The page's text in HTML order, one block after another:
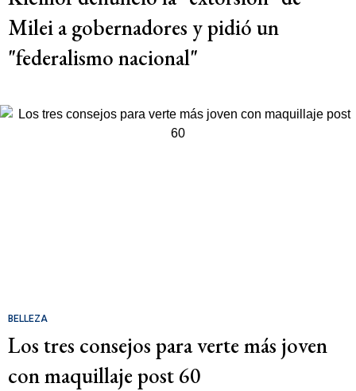
Milei a gobernadores y pidió un
"federalismo nacional"
BELLEZA
Los tres consejos para verte más joven
con maquillaje post 60